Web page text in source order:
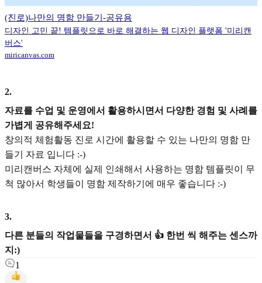
(진로)나만의 명함 만들기-공유용
디자인 고민 끝! 템플릿으로 바로 해결하는 웹 디자인 플랫폼 '미리캔
버스'
miricanvas.com
2.
자료를 수업 및 운영에서 활용하시면서 다양한 경험 및 사례를
가볍게 공유해주세요!
창의적 체험활동 진로 시간에 활용할 수 있는 나만의 명함 만
들기 자료 입니다 :-)
미리캔버스 자체에 실제 인쇄해서 사용하는 명함 템플릿이 무
척 많아서 학생들이 명함 제작하기에 매우 좋습니다 :-)
3.
다른 분들의 작업물들을 구경하면서 👍 한번 씩 해주는 센스까
지:)
1